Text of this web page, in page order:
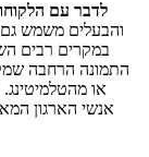
לדבר עם
והבעלים משמש
במקרים רבים
התמונה הרחבה
או מהטלמיטינג.
אנשי הארגון